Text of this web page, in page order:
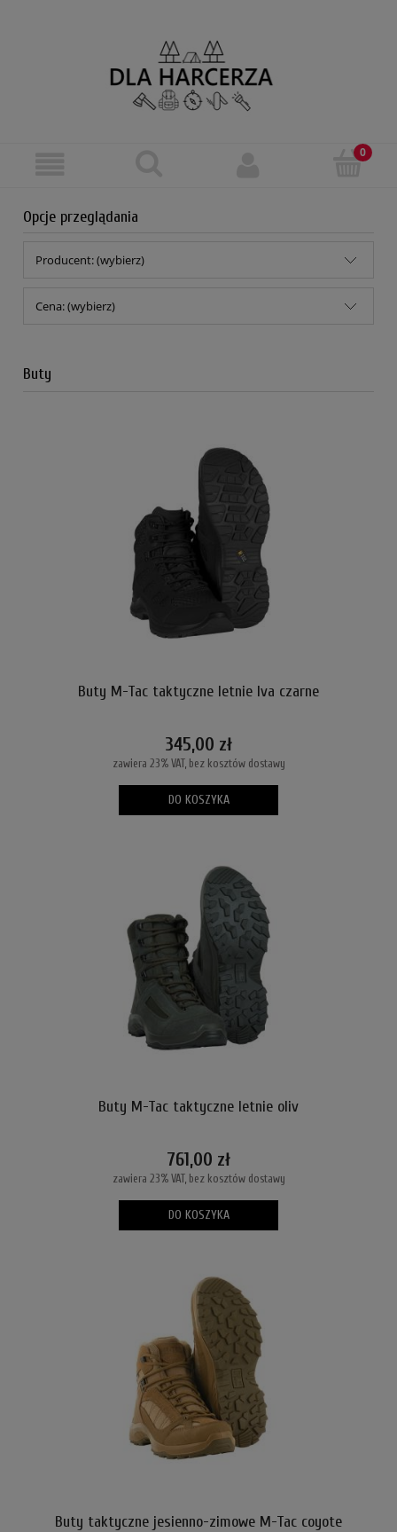
Opcje przeglądania
Producent: (wybierz)
Cena: (wybierz)
Buty
Buty M-Tac taktyczne letnie Iva czarne
345,00 zł
zawiera 23% VAT, bez kosztów dostawy
DO KOSZYKA
Buty M-Tac taktyczne letnie oliv
761,00 zł
zawiera 23% VAT, bez kosztów dostawy
DO KOSZYKA
Buty taktyczne jesienno-zimowe M-Tac coyote